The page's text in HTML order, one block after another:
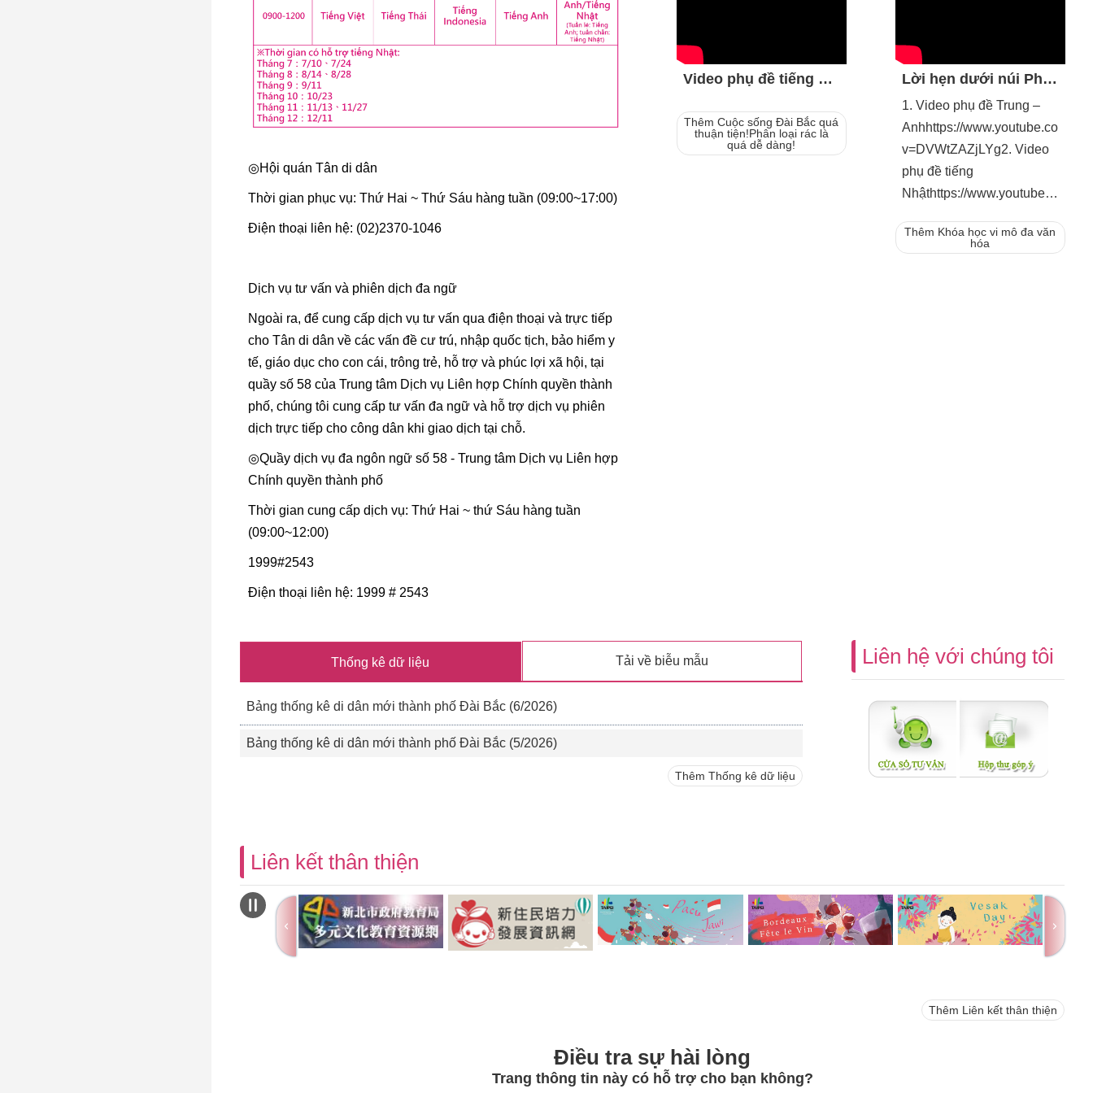
◎Hội quán Tân di dân
Thời gian phục vụ: Thứ Hai ~ Thứ Sáu hàng tuần (09:00~17:00)
Điện thoại liên hệ: (02)2370-1046
Dịch vụ tư vấn và phiên dịch đa ngữ
Ngoài ra, để cung cấp dịch vụ tư vấn qua điện thoại và trực tiếp
cho Tân di dân về các vấn đề cư trú, nhập quốc tịch, bảo hiểm y
tế, giáo dục cho con cái, trông trẻ, hỗ trợ và phúc lợi xã hội, tại
quầy số 58 của Trung tâm Dịch vụ Liên hợp Chính quyền thành
phố, chúng tôi cung cấp tư vấn đa ngữ và hỗ trợ dịch vụ phiên
dịch trực tiếp cho công dân khi giao dịch tại chỗ.
◎Quầy dịch vụ đa ngôn ngữ số 58 - Trung tâm Dịch vụ Liên hợp
Chính quyền thành phố
Thời gian cung cấp dịch vụ: Thứ Hai ~ thứ Sáu hàng tuần
(09:00~12:00)
1999#2543
Điện thoại liên hệ: 1999 # 2543
Video phụ đề tiếng Trung: Cuộc sống tại Đài Bắc thật dễ dàng! Quay vòng vốn dễ dàng ghê!
Thêm Cuộc sống Đài Bắc quá
thuận tiện!Phân loại rác là
quá dễ dàng!
Lời hẹn dưới núi Phú Sĩ – Tìm hiểu văn hóa Nhật Bản
1. Video phụ đề Trung –
Anhhttps://www.youtube.com/
v=DVWtZAZjLYg2. Video
phụ đề tiếng
Nhậthttps://www.youtube.com/
Thêm Khóa học vi mô đa văn
hóa
Thống kê dữ liệu Tải về biễu mẫu
Bảng thống kê di dân mới thành phố Đài Bắc (6/2026)
Bảng thống kê di dân mới thành phố Đài Bắc (5/2026)
Thêm Thống kê dữ liệu
Liên hệ với chúng tôi
Liên kết thân thiện
Thêm Liên kết thân thiện
Điều tra sự hài lòng
Trang thông tin này có hỗ trợ cho bạn không?